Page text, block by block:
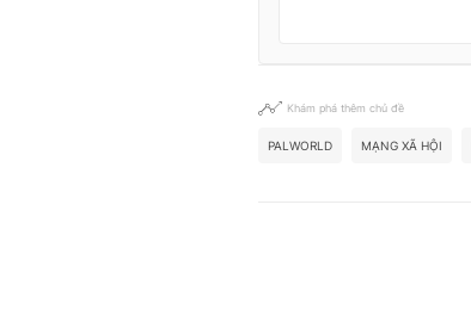
Khám phá thêm chủ đề
PALWORLD MẠNG XÃ HỘI